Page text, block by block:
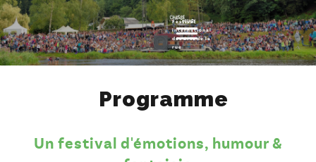
Festival
international
des arts de la
rue
Toggle navigation
Programme
Un festival d'émotions, humour &